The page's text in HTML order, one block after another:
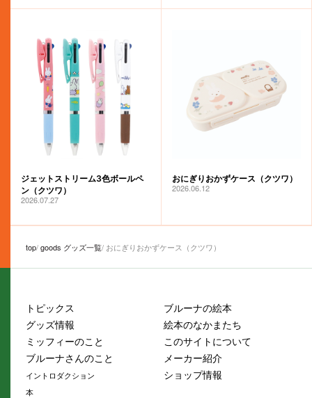
ジェットストリーム3色ボールペ
ン（クツワ）
2026.07.27
おにぎりおかずケース（クツワ）
2026.06.12
top goods グッズ一覧 おにぎりおかずケース（クツワ）
トピックス
グッズ情報
ミッフィーのこと
ブルーナさんのこと
イントロダクション
本
ブルーナの絵本
絵本のなかまたち
このサイトについて
メーカー紹介
ショップ情報